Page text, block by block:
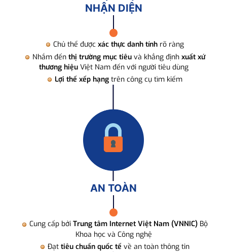
NHẬN DIỆN
Chủ thể được xác thực danh tính rõ ràng
Nhắm đến thị trường mục tiêuvà khẳng định xuất xứ
thương hiệuViệt Nam đến với người tiêu dùng
Lợi thế xếp hạng trên công cụ tìm kiếm
AN TOÀN
Cung cấp bởi Trung tâm Internet Việt Nam (VNNIC) Bộ
Khoa học và Công nghệ
Đạt tiêu chuẩn quốc tế về an toàn thông tin